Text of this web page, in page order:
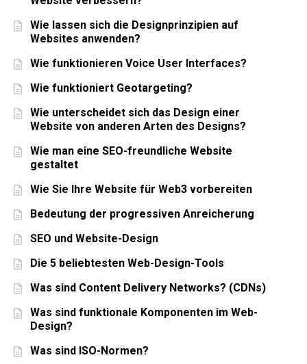
Wie lassen sich die Designprinzipien auf
Websites anwenden?
Wie funktionieren Voice User Interfaces?
Wie funktioniert Geotargeting?
Wie unterscheidet sich das Design einer
Website von anderen Arten des Designs?
Wie man eine SEO-freundliche Website
gestaltet
Wie Sie Ihre Website für Web3 vorbereiten
Bedeutung der progressiven Anreicherung
SEO und Website-Design
Die 5 beliebtesten Web-Design-Tools
Was sind Content Delivery Networks? (CDNs)
Was sind funktionale Komponenten im Web-
Design?
Was sind ISO-Normen?